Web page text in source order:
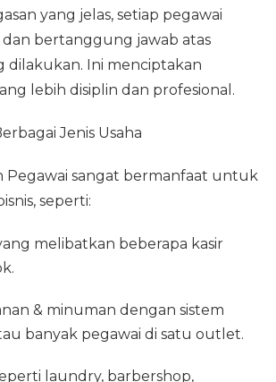
yang jelas, setiap pegawai
bertanggung jawab atas
dilakukan. Ini menciptakan
lebih disiplin dan profesional.
Jenis Usaha
Pegawai sangat bermanfaat untuk
seperti:
melibatkan beberapa kasir
& minuman dengan sistem
banyak pegawai di satu outlet.
laundry, barbershop,